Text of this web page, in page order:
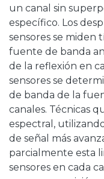
un canal sin
específico. Los
sensores se
fuente de banda
de la reflexión en
sensores se
de banda de la
canales. Técnicas
espectral,
de señal más
parcialmente esta
sensores en cada